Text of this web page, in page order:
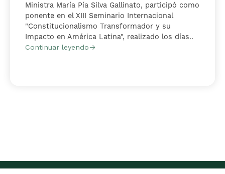
Ministra María Pía Silva Gallinato, participó como
ponente en el XIII Seminario Internacional
"Constitucionalismo Transformador y su
Impacto en América Latina", realizado los días..
Continuar leyendo